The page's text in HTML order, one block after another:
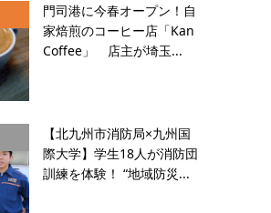
門司港に今春オープン！自
家焙煎のコーヒー店「Kan
Coffee」 店主が埼玉...
【北九州市消防局×九州国
際大学】学生18人が消防団
訓練を体験！ “地域防災...